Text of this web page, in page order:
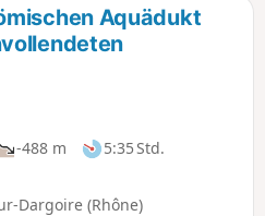
Aquädukt
-488 m
5:35 Std.
Dargoire (Rhône)